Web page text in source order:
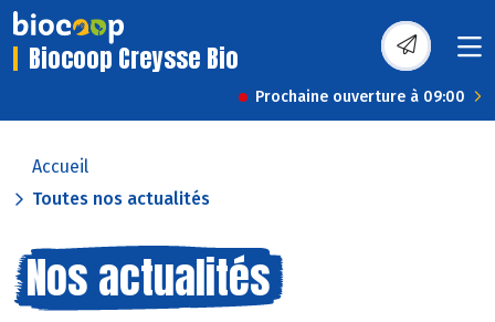
Biocoop Creysse Bio
Prochaine ouverture à 09:00
Accueil
Toutes nos actualités
Nos actualités